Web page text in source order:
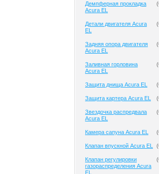
Демпферная прокладка
Acura EL
(
Детали двигателя Acura
EL
(
Задняя опора двигателя
Acura EL
(
Заливная горловина
Acura EL
(
Защита днища Acura EL (
Защита картера Acura EL (
Звездочка распредвала
Acura EL
(
Камера сапуна Acura EL (
Клапан впускной Acura EL (
Клапан регулировки
газораспределения Acura
EL
(